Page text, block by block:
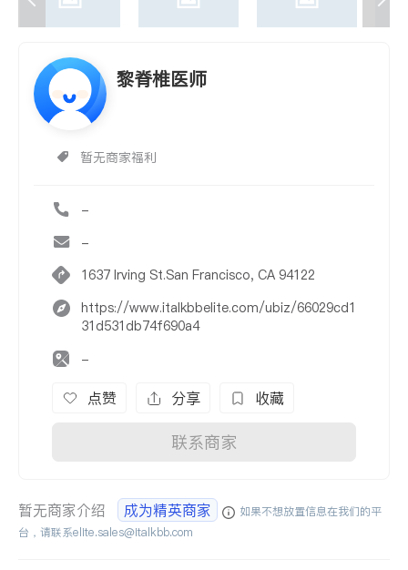
黎脊椎医师
暂无商家福利
-
-
1637 Irving St.San Francisco, CA 94122
https://www.italkbbelite.com/ubiz/66029cd1
31d531db74f690a4
-
点赞 分享 收藏
联系商家
暂无商家介绍 成为精英商家
如果不想放置信息在我们的平
台，请联系elite.sales@italkbb.com